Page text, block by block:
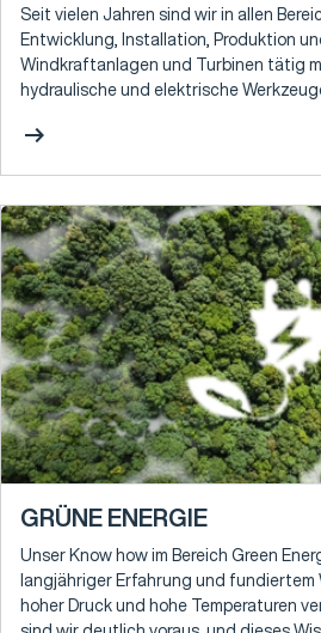
Seit vielen Jahren sind wir in allen
Entwicklung, Installation, Produktion
Windkraftanlagen und Turbinen tätig
hydraulische und elektrische
arrow_right_alt
GRÜNE ENERGIE
Unser Know how im Bereich Green
langjähriger Erfahrung und fundiertem
hoher Druck und hohe Temperaturen